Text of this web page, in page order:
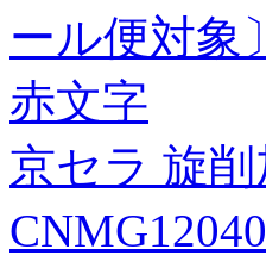
ール便対象〕
赤文字
京セラ 旋